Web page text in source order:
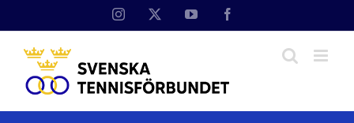
Instagram YouTube